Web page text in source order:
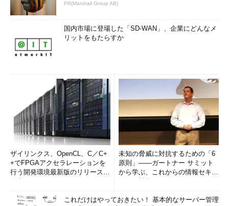
PR(Marshall Group AB)
国内市場に登場した「SD-WAN」、企業にどんなメ
リットをもたらすか
ザイリンクス、OpenCL、C／C+
+でFPGAアクセラレーションを
行う開発環境最新版のリリースを
未知の脅威に対抗するための「6
原則」――ガートナー サミット
から学ぶ、これからの情報セキュ
これだけはやっておきたい！ 基本的なサーバー管理